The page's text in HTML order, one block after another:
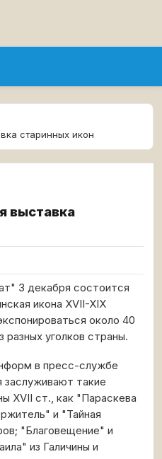
старинных икон
выставка
3 декабря состоится
икона XVII-XIX
около 40
разных уголков страны.
в пресс-службе
заслуживают такие
ХVІІ ст., как "Параскева
и "Тайная
"Благовещение" и
из Галичины и